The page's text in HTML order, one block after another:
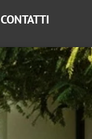
CONTATTI